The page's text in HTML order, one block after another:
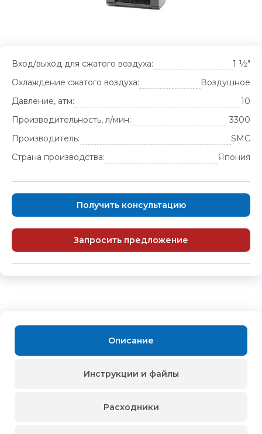
Вход/выход для сжатого воздуха:
1 ½"
Охлаждение сжатого воздуха:
Воздушное
Давление, атм:
10
Производительность, л/мин:
3300
Производитель:
SMC
Страна производства:
Япония
Получить консультацию
Запросить предложение
Описание
Инструкции и файлы
Расходники